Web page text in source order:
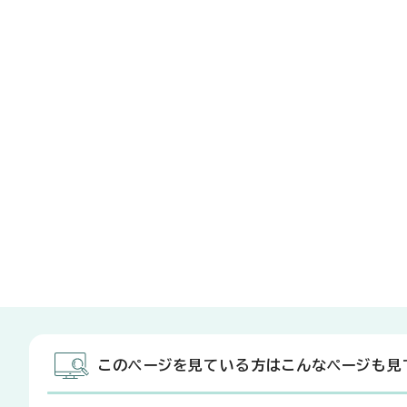
このページを見ている方はこんなページも見